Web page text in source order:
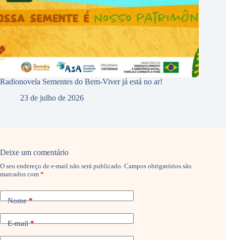
Radionovela Sementes do Bem-Viver já está no ar!
23 de julho de 2026
Deixe um comentário
O seu endereço de e-mail não será publicado. Campos obrigatórios são
marcados com *
Nome*
E-mail*